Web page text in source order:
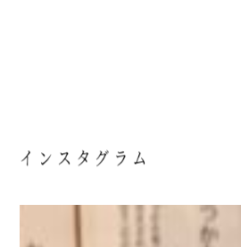
インスタグラム